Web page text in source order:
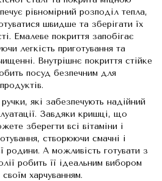
рівномірний розподіл тепла,
швидше та зберігати їх
Емалеве покриття запобігає
легкість приготування та
Внутрішнє покриття стійке
посуд безпечним для
які забезпечують надійний
Завдяки кришці, що
зберегти всі вітаміни і
створюючи смачні і
родини. А можливість готувати з
робить її ідеальним вибором
харчуванням.